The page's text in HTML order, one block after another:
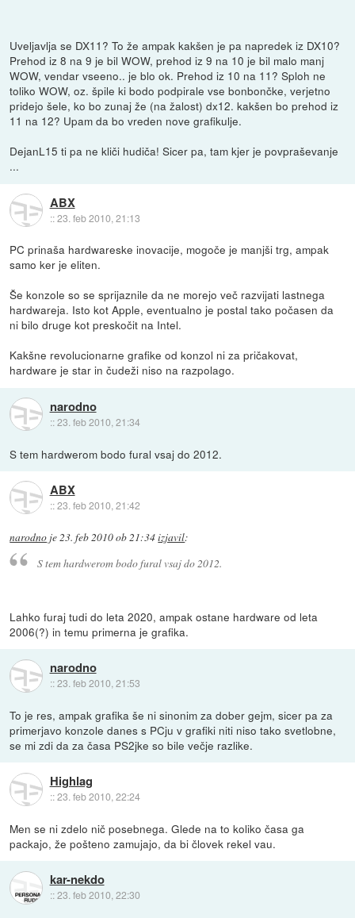
Uveljavlja se DX11? To že ampak kakšen je pa napredek iz DX10?
Prehod iz 8 na 9 je bil WOW, prehod iz 9 na 10 je bil malo manj
WOW, vendar vseeno.. je blo ok. Prehod iz 10 na 11? Sploh ne
toliko WOW, oz. špile ki bodo podpirale vse bonbončke, verjetno
pridejo šele, ko bo zunaj že (na žalost) dx12. kakšen bo prehod iz
11 na 12? Upam da bo vreden nove grafikulje.
DejanL15 ti pa ne kliči hudiča! Sicer pa, tam kjer je povpraševanje
...
ABX
::23. feb 2010, 21:13
PC prinaša hardwareske inovacije, mogoče je manjši trg, ampak
samo ker je eliten.
Še konzole so se sprijaznile da ne morejo več razvijati lastnega
hardwareja. Isto kot Apple, eventualno je postal tako počasen da
ni bilo druge kot preskočit na Intel.
Kakšne revolucionarne grafike od konzol ni za pričakovat,
hardware je star in čudeži niso na razpolago.
narodno
::23. feb 2010, 21:34
S tem hardwerom bodo fural vsaj do 2012.
ABX
::23. feb 2010, 21:42
narodno je 23. feb 2010 ob 21:34izjavil:
S tem hardwerom bodo fural vsaj do 2012.
Lahko furaj tudi do leta 2020, ampak ostane hardware od leta
2006(?) in temu primerna je grafika.
narodno
::23. feb 2010, 21:53
To je res, ampak grafika še ni sinonim za dober gejm, sicer pa za
primerjavo konzole danes s PCju v grafiki niti niso tako svetlobne,
se mi zdi da za časa PS2jke so bile večje razlike.
Highlag
::23. feb 2010, 22:24
Men se ni zdelo nič posebnega. Glede na to koliko časa ga
packajo, že pošteno zamujajo, da bi človek rekel vau.
kar-nekdo
::23. feb 2010, 22:30